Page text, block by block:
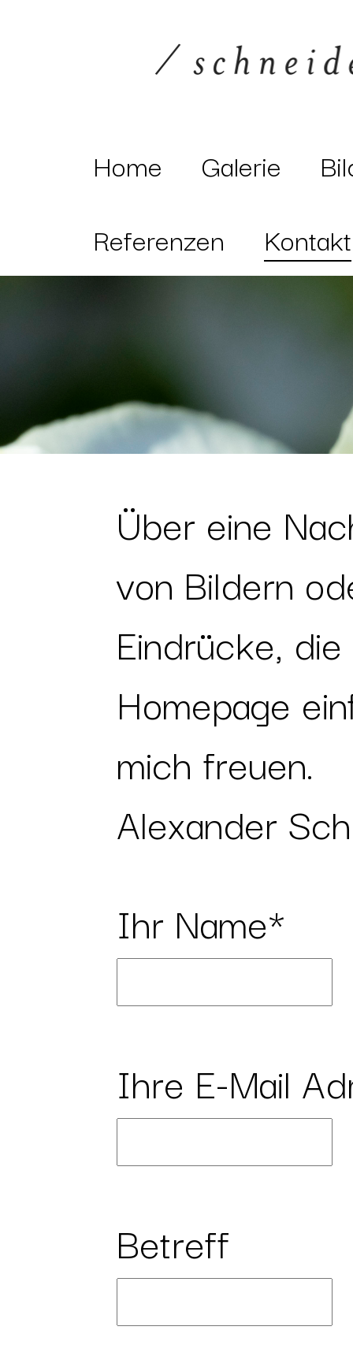
Home Galerie
Referenzen
Kontakt
Über eine
von Bildern
Eindrücke,
Homepage
mich freuen.
Alexander
Ihr Name*
Ihre E-Mail
Betreff